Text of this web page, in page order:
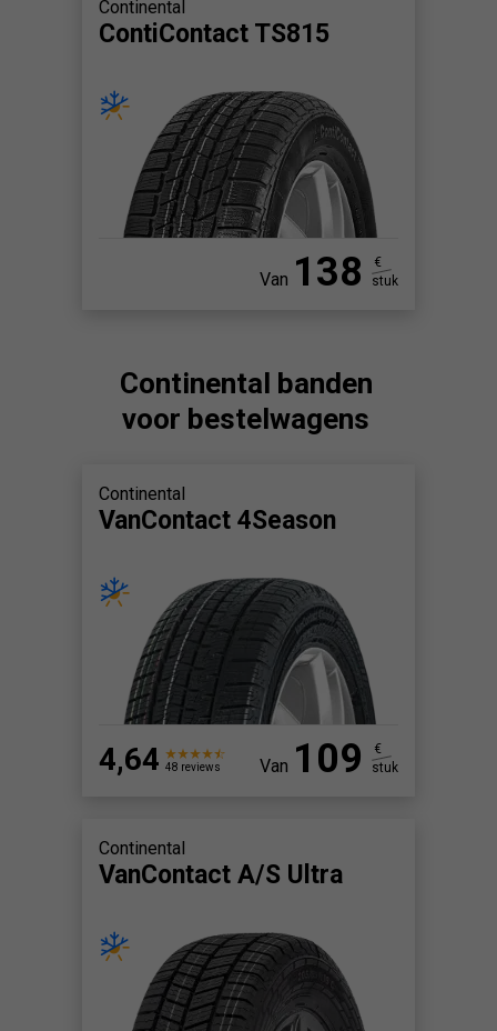
Continental
ContiContact TS815
Van 138
€
stuk
Continental banden
voor bestelwagens
Continental
VanContact 4Season
4,64 48 reviews Van 109
€
stuk
Continental
VanContact A/S Ultra